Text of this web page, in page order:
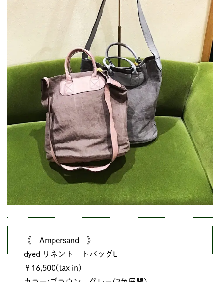
《 Ampersand 》
dyed リネントートバッグL
￥16,500(tax in)